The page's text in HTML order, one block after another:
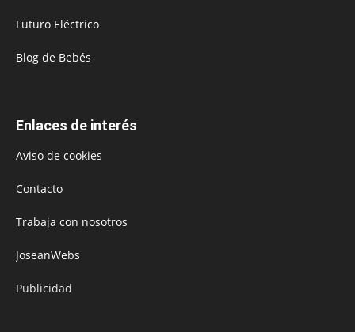
Futuro Eléctrico
Blog de Bebés
Enlaces de interés
Aviso de cookies
Contacto
Trabaja con nosotros
JoseanWebs
Publicidad